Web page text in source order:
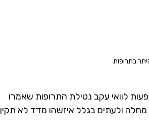
בתרופות
לוואי עקב נטילת התרופות שאמרו
ולעתים בגלל איזשהו מדד לא תקין